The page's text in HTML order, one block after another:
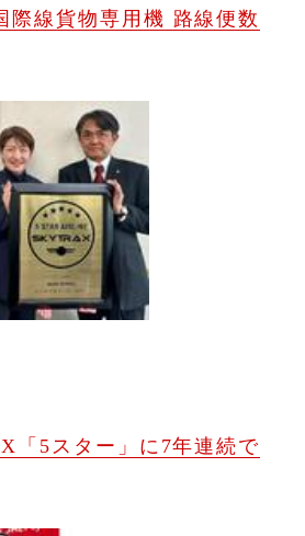
際線貨物専用機 路線便数
「5スター」に7年連続で